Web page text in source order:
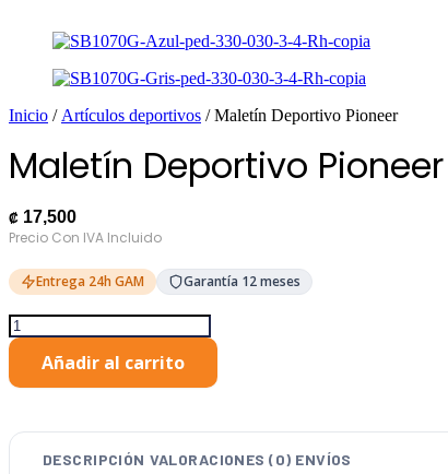
Inicio / Artículos deportivos / Maletín Deportivo Pioneer
Maletín Deportivo Pioneer
₡ 17,500
Entrega 24h GAM Garantía 12 meses
Maletín
Deportivo
Pioneer
cantidad
Añadir al carrito
DESCRIPCIÓN VALORACIONES (0) ENVÍOS